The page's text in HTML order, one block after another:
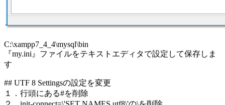
C:\xampp7_4_4\mysql\bin
『my.ini』ファイルをテキストエディタで設定して保存しま
す
## UTF 8 Settingsの設定を変更
１．行頭にある#を削除